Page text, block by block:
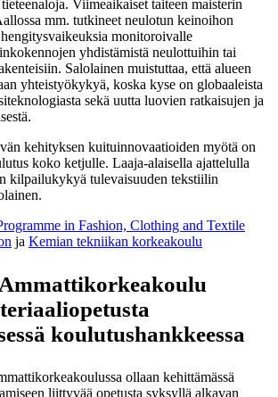
Viimeaikaiset taiteen maisterin
mm. tutkineet neulotun keinoihon
monitoroivalle
yhdistämistä neulottuihin tai
Salolainen muistuttaa, että alueen
yhteistyökykyä, koska kyse on globaaleista
sekä uutta luovien ratkaisujen ja
kehityksen kuituinnovaatioiden myötä on
koko ketjulle. Laaja-alaisella ajattelulla
kilpailukykyä tulevaisuuden tekstiilin
in Fashion, Clothing and Textile
ja Kemian tekniikan korkeakoulu
koulutushankkeessa
ollaan kehittämässä
liittyvää opetusta syksyllä alkavan